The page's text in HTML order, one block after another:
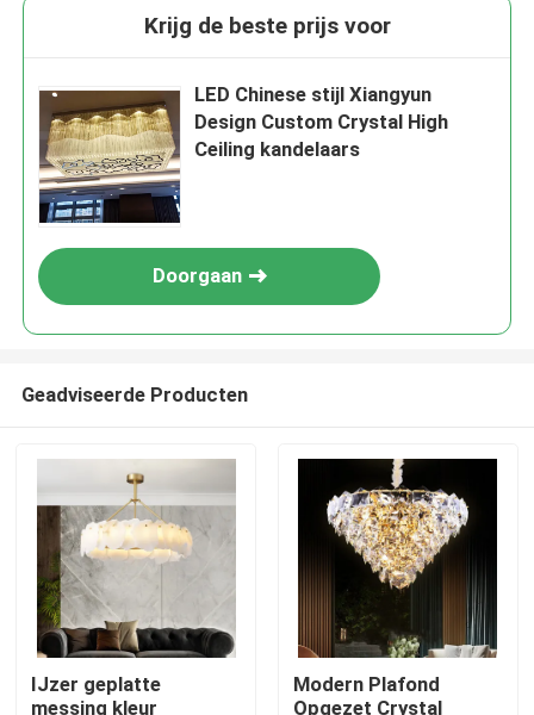
Krijg de beste prijs voor
LED Chinese stijl Xiangyun
Design Custom Crystal High
Ceiling kandelaars
Doorgaan
Geadviseerde Producten
IJzer geplatte
messing kleur
Modern Plafond
Opgezet Crystal